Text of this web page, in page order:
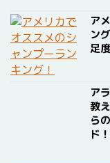
ア
ン
足
ア
教
ら
ド！